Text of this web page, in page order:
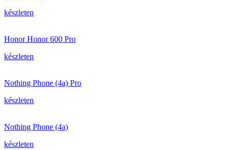
készleten
Honor Honor 600 Pro
készleten
Nothing Phone (4a) Pro
készleten
Nothing Phone (4a)
készleten